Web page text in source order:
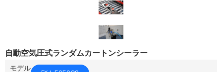
自動空気圧式ランダムカートンシーラー
モデル